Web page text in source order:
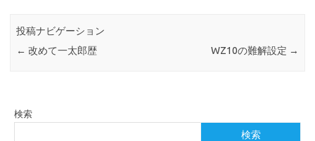
投稿ナビゲーション
← 改めて一太郎歴 WZ10の難解設定 →
検索
検索